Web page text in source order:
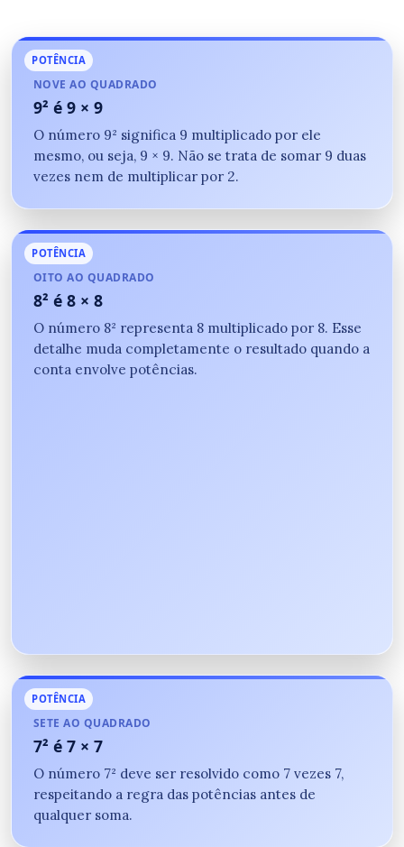
POTÊNCIA
NOVE AO QUADRADO
9² é 9 × 9
O número 9² significa 9 multiplicado por ele
mesmo, ou seja, 9 × 9. Não se trata de somar 9 duas
vezes nem de multiplicar por 2.
POTÊNCIA
OITO AO QUADRADO
8² é 8 × 8
O número 8² representa 8 multiplicado por 8. Esse
detalhe muda completamente o resultado quando a
conta envolve potências.
POTÊNCIA
SETE AO QUADRADO
7² é 7 × 7
O número 7² deve ser resolvido como 7 vezes 7,
respeitando a regra das potências antes de
qualquer soma.